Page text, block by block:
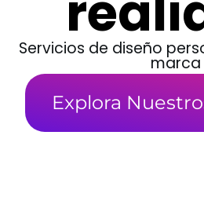
Servicios de diseño
marca
Explora